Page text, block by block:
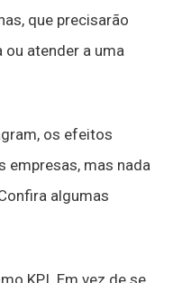
que precisarão
atender a uma
os efeitos
empresas, mas nada
algumas
KPI. Em vez de se